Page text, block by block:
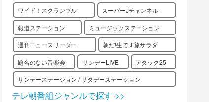
ワイド！スクランブル スーパーJチャンネル
報道ステーション ミュージックステーション
週刊ニュースリーダー 朝だ!生です旅サラダ
題名のない音楽会 サンデーLIVE アタック25
サンデーステーション / サタデーステーション
テレ朝番組ジャンルで探す >>